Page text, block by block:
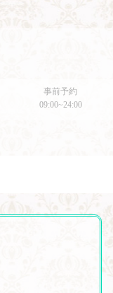
事前予約
09:00~24:00